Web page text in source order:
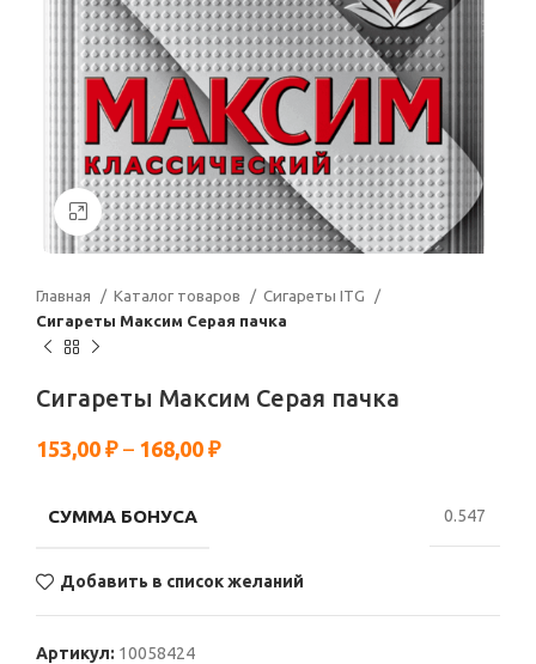
Нажмите, чтобы увеличить
Главная Каталог товаров
Сигареты ITG
Сигареты Максим Серая пачка
Сигареты Максим Серая пачка
153,00 ₽ – 168,00 ₽
СУММА БОНУСА 0.547
Добавить в список желаний
Артикул: 10058424